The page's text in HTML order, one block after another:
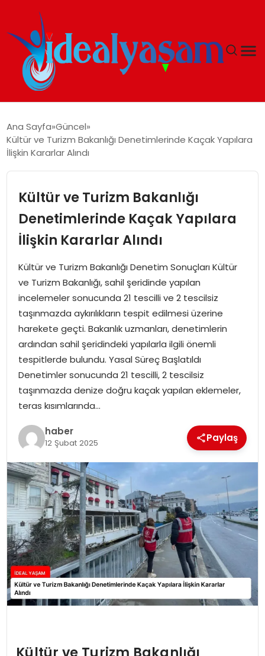
GÜNDEM
İDEAL SPOR
YAŞAM
MAGAZIN
SAĞLIK
SOSYAL HABER
Ana Sayfa Güncel
Kültür ve Turizm Bakanlığı Denetimlerinde Kaçak Yapılara
İlişkin Kararlar Alındı
Kültür ve Turizm Bakanlığı
Denetimlerinde Kaçak Yapılara
İlişkin Kararlar Alındı
Kültür ve Turizm Bakanlığı Denetim Sonuçları Kültür
ve Turizm Bakanlığı, sahil şeridinde yapılan
incelemeler sonucunda 21 tescilli ve 2 tescilsiz
taşınmazda aykırılıkların tespit edilmesi üzerine
harekete geçti. Bakanlık uzmanları, denetimlerin
ardından sahil şeridindeki yapılarla ilgili önemli
tespitlerde bulundu. Yasal Süreç Başlatıldı
Denetimler sonucunda 21 tescilli, 2 tescilsiz
taşınmazda denize doğru kaçak yapılan eklemeler,
teras kısımlarında…
haber
12 Şubat 2025 Paylaş